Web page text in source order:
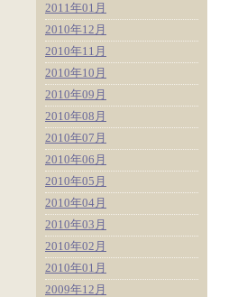
2011年01月
2010年12月
2010年11月
2010年10月
2010年09月
2010年08月
2010年07月
2010年06月
2010年05月
2010年04月
2010年03月
2010年02月
2010年01月
2009年12月